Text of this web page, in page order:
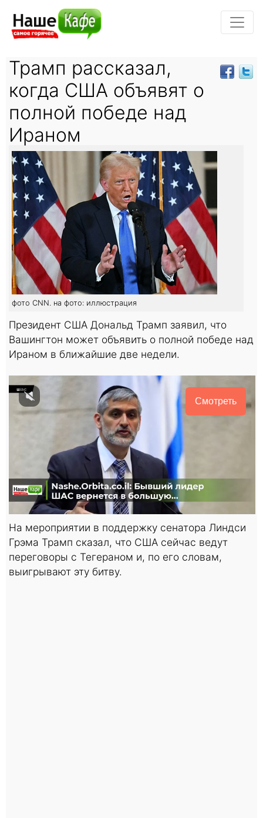
Трамп рассказал,
когда США объявят о
полной победе над
Ираном
фото CNN. на фото: иллюстрация
Президент США Дональд Трамп заявил, что
Вашингтон может объявить о полной победе над
Ираном в ближайшие две недели.
Смотреть
На мероприятии в поддержку сенатора Линдси
Грэма Трамп сказал, что США сейчас ведут
переговоры с Тегераном и, по его словам,
выигрывают эту битву.